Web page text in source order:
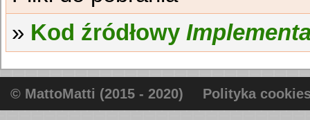
Kod źródłowy
© MattoMatti (2015 - 2020) Polityka